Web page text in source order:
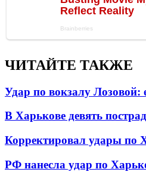
ЧИТАЙТЕ ТАКЖЕ
Удар по вокзалу Лозовой:
В Харькове девять
Корректировал удары по
РФ нанесла удар по